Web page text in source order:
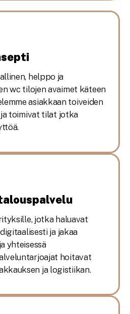
helppo ja
wc tilojen avaimet käteen
asiakkaan toiveiden
toimivat tilat jotka
jotka haluavat
ja jakaa
yhteisessä
hoitavat
ja logistiikan.